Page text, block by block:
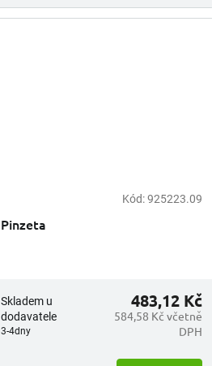
Kód:925223.09
Pinzeta
Skladem u
dodavatele
3-4dny
584,58 Kč včetně
DPH
483,12 Kč